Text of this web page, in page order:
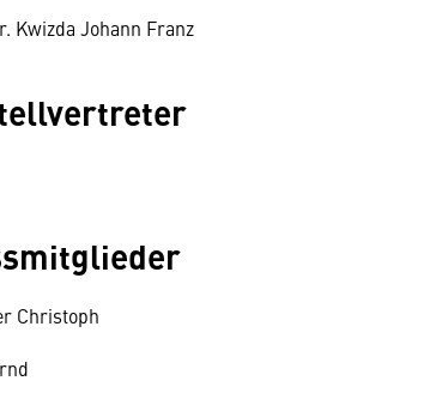
Kwizda Johann Franz
Christoph